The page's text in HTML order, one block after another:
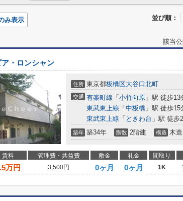
並び順：
み表示
該当
・ロンシャン
住所 東京都板橋区大谷口北町
交通 有楽町線 「 小竹向原 」駅 徒歩13
東武東上線 「 中板橋 」駅 徒歩15
東武東上線 「 ときわ台 」駅 徒歩
築年 築34年 階数 2階建 構造 木造
賃料 管理費・共益費 敷金 礼金 間取り
万円 3,500円 0ヶ月 0ヶ月 1K